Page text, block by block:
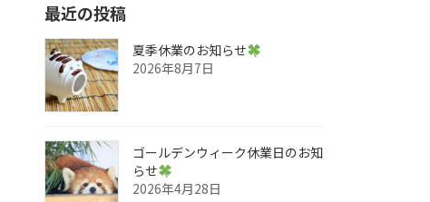
最近の投稿
夏季休業のお知らせ
2026年8月7日
ゴールデンウィーク休業日のお知
らせ
2026年4月28日